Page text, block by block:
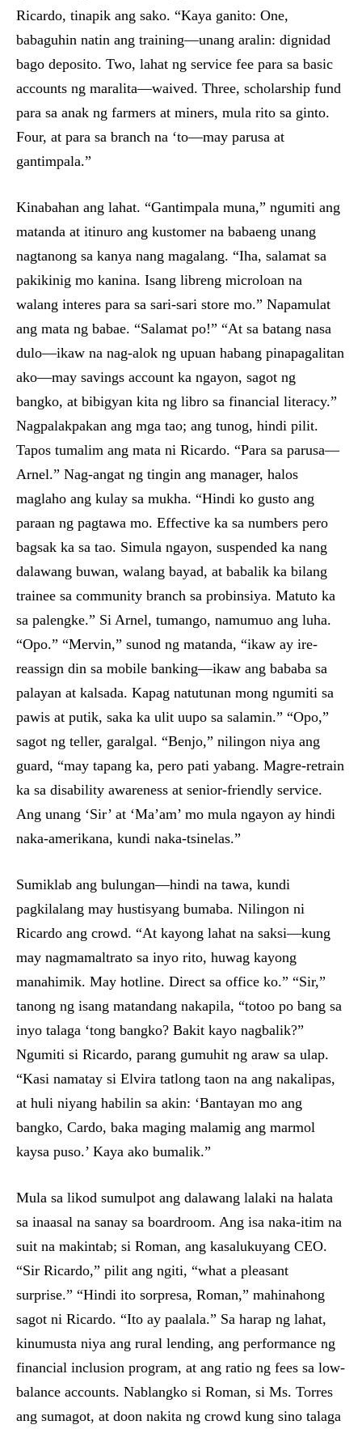
Ricardo, tinapik ang sako. “Kaya ganito: One,
babaguhin natin ang training—unang aralin: dignidad
bago deposito. Two, lahat ng service fee para sa basic
accounts ng maralita—waived. Three, scholarship fund
para sa anak ng farmers at miners, mula rito sa ginto.
Four, at para sa branch na ‘to—may parusa at
gantimpala.”
Kinabahan ang lahat. “Gantimpala muna,” ngumiti ang
matanda at itinuro ang kustomer na babaeng unang
nagtanong sa kanya nang magalang. “Iha, salamat sa
pakikinig mo kanina. Isang libreng microloan na
walang interes para sa sari-sari store mo.” Napamulat
ang mata ng babae. “Salamat po!” “At sa batang nasa
dulo—ikaw na nag-alok ng upuan habang pinapagalitan
ako—may savings account ka ngayon, sagot ng
bangko, at bibigyan kita ng libro sa financial literacy.”
Nagpalakpakan ang mga tao; ang tunog, hindi pilit.
Tapos tumalim ang mata ni Ricardo. “Para sa parusa—
Arnel.” Nag-angat ng tingin ang manager, halos
maglaho ang kulay sa mukha. “Hindi ko gusto ang
paraan ng pagtawa mo. Effective ka sa numbers pero
bagsak ka sa tao. Simula ngayon, suspended ka nang
dalawang buwan, walang bayad, at babalik ka bilang
trainee sa community branch sa probinsiya. Matuto ka
sa palengke.” Si Arnel, tumango, namumuo ang luha.
“Opo.” “Mervin,” sunod ng matanda, “ikaw ay ire-
reassign din sa mobile banking—ikaw ang bababa sa
palayan at kalsada. Kapag natutunan mong ngumiti sa
pawis at putik, saka ka ulit uupo sa salamin.” “Opo,”
sagot ng teller, garalgal. “Benjo,” nilingon niya ang
guard, “may tapang ka, pero pati yabang. Magre-retrain
ka sa disability awareness at senior-friendly service.
Ang unang ‘Sir’ at ‘Ma’am’ mo mula ngayon ay hindi
naka-amerikana, kundi naka-tsinelas.”
Sumiklab ang bulungan—hindi na tawa, kundi
pagkilalang may hustisyang bumaba. Nilingon ni
Ricardo ang crowd. “At kayong lahat na saksi—kung
may nagmamaltrato sa inyo rito, huwag kayong
manahimik. May hotline. Direct sa office ko.” “Sir,”
tanong ng isang matandang nakapila, “totoo po bang sa
inyo talaga ‘tong bangko? Bakit kayo nagbalik?”
Ngumiti si Ricardo, parang gumuhit ng araw sa ulap.
“Kasi namatay si Elvira tatlong taon na ang nakalipas,
at huli niyang habilin sa akin: ‘Bantayan mo ang
bangko, Cardo, baka maging malamig ang marmol
kaysa puso.’ Kaya ako bumalik.”
Mula sa likod sumulpot ang dalawang lalaki na halata
sa inaasal na sanay sa boardroom. Ang isa naka-itim na
suit na makintab; si Roman, ang kasalukuyang CEO.
“Sir Ricardo,” pilit ang ngiti, “what a pleasant
surprise.” “Hindi ito sorpresa, Roman,” mahinahong
sagot ni Ricardo. “Ito ay paalala.” Sa harap ng lahat,
kinumusta niya ang rural lending, ang performance ng
financial inclusion program, at ang ratio ng fees sa low-
balance accounts. Nablangko si Roman, si Ms. Torres
ang sumagot, at doon nakita ng crowd kung sino talaga